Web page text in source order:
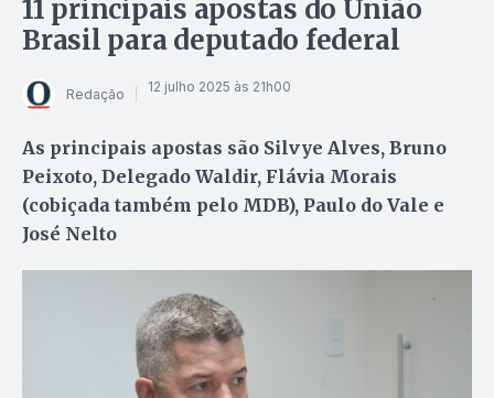
11 principais apostas do União
Brasil para deputado federal
Redação 12 julho 2025 às 21h00
As principais apostas são Silvye Alves, Bruno
Peixoto, Delegado Waldir, Flávia Morais
(cobiçada também pelo MDB), Paulo do Vale e
José Nelto